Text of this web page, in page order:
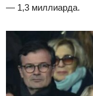
— 1,3 миллиарда.